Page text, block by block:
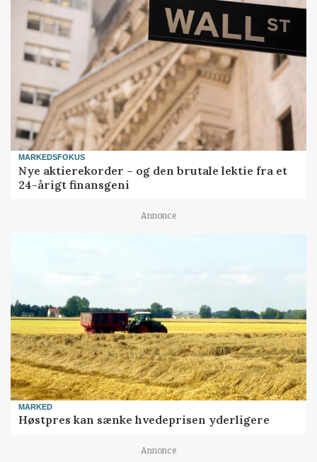
MARKEDSFOKUS
Nye aktierekorder – og den brutale lektie fra et
24-årigt finansgeni
Annonce
MARKED
Høstpres kan sænke hvedeprisen yderligere
Annonce